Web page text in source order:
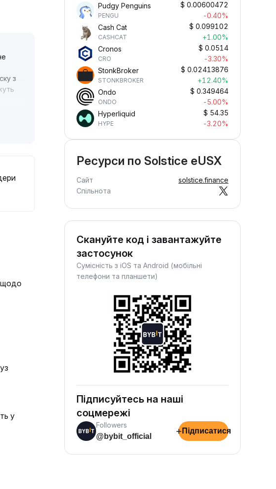
з
щодо
у
Pudgy Penguins
PENGU
$ 0.00600472
-0.40%
Cash Cat
CASHCAT
$ 0.099102
+1.00%
Cronos
CRO
$ 0.0514
-3.30%
StonkBroker
STONKBROKER
$ 0.02413876
+12.40%
Ondo
ONDO
$ 0.349464
-5.00%
Hyperliquid
HYPE
$ 54.35
-3.20%
Ресурси по Solstice eUSX
Сайт
solstice.finance
Спільнота
Скануйте код і завантажуйте
застосунок
Сумісність з iOS та Android (мобільні
телефони та планшети)
Підписуйтесь на наші
соцмережі
Followers
@bybit_official
+ Підписатися